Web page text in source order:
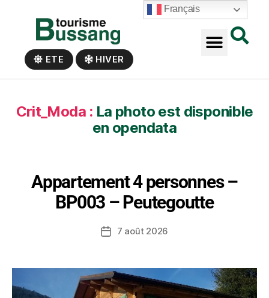
ETE HIVER
Crit_Moda : La photo est disponible
en opendata
Appartement 4 personnes –
BP003 – Peutegoutte
7 août 2026
Français
Panneau de gestion des cookies